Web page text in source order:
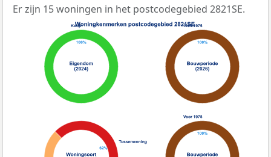
Er zijn 15 woningen in het postcodegebied 2821SE.